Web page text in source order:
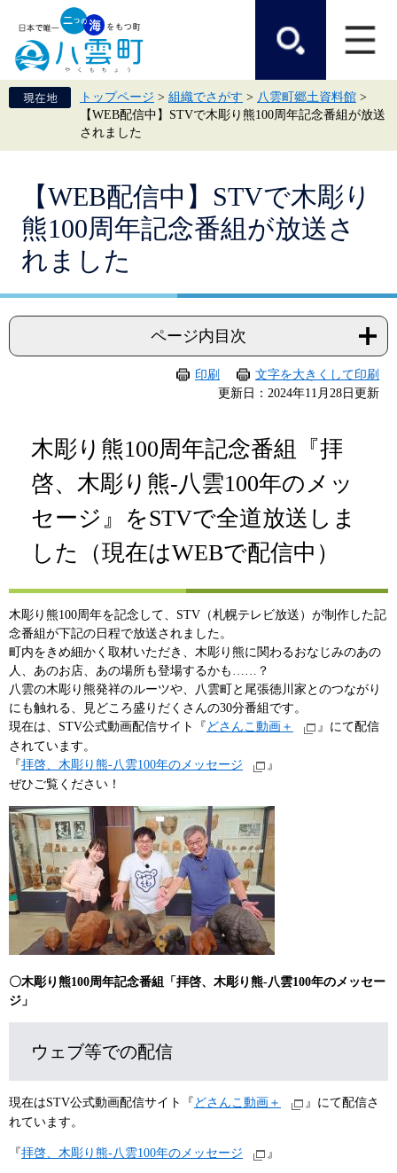
頭
で
飛
ば
本
トップページ > 組織でさがす > 八雲町郷土資料館 >
【WEB配信中】STVで木彫り熊100周年記念番組が放送
されました
【WEB配信中】STVで木彫り
熊100周年記念番組が放送さ
れました
ページ内目次
印刷
文字を大きくして印刷
更新日：2024年11月28日更新
木彫り熊100周年記念番組『拝
啓、木彫り熊-八雲100年のメッ
セージ』をSTVで全道放送しま
した（現在はWEBで配信中）
木彫り熊100周年を記念して、STV（札幌テレビ放送）が制作した記
念番組が下記の日程で放送されました。
町内をきめ細かく取材いただき、木彫り熊に関わるおなじみのあの
人、あのお店、あの場所も登場するかも……？
八雲の木彫り熊発祥のルーツや、八雲町と尾張徳川家とのつながり
にも触れる、見どころ盛りだくさんの30分番組です。
現在は、STV公式動画配信サイト『 どさんこ動画＋
』にて配信
されています。
『拝啓、木彫り熊-八雲100年のメッセージ
』
ぜひご覧ください！
〇木彫り熊100周年記念番組「拝啓、木彫り熊-八雲100年のメッセー
ジ」​
ウェブ等での配信
現在はSTV公式動画配信サイト『 どさんこ動画＋
』にて配信さ
れています。
『拝啓、木彫り熊-八雲100年のメッセージ 』